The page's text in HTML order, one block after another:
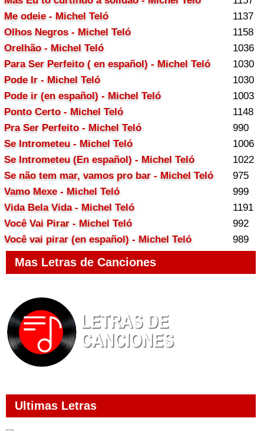
Me odeie - Michel Teló
1137
Olhos Negros - Michel Teló
1158
Orelhão - Michel Teló
1036
Para Ser Perfeito ( en español) - Michel Teló
1030
Pode Ir - Michel Teló
1030
Pode ir (en español) - Michel Teló
1003
Ponto Certo - Michel Teló
1148
Pra Ser Perfeito - Michel Teló
990
Se Intrometeu - Michel Teló
1006
Se Intrometeu (En español) - Michel Teló
1022
Se não tem mar, vamos pro bar - Michel Teló
975
Vamo Mexe - Michel Teló
999
Vida Bela Vida - Michel Teló
1191
Você Vai Pirar - Michel Teló
992
Você vai pirar (en español) - Michel Teló
989
Mas Letras de Canciones
Ultimas Letras